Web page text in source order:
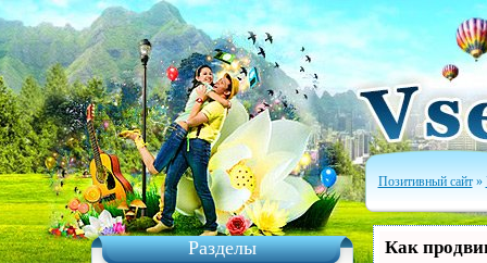
Разделы
Позитивный сайт»
Как